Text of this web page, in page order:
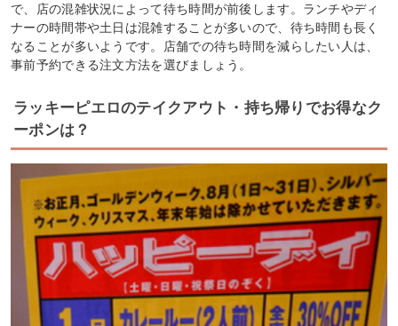
で、店の混雑状況によって待ち時間が前後します。ランチやディ
ナーの時間帯や土日は混雑することが多いので、待ち時間も長く
なることが多いようです。店舗での待ち時間を減らしたい人は、
事前予約できる注文方法を選びましょう。
ラッキーピエロのテイクアウト・持ち帰りでお得なク
ーポンは？